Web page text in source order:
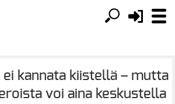
ei kannata kiistellä – mutta
voi aina keskustella